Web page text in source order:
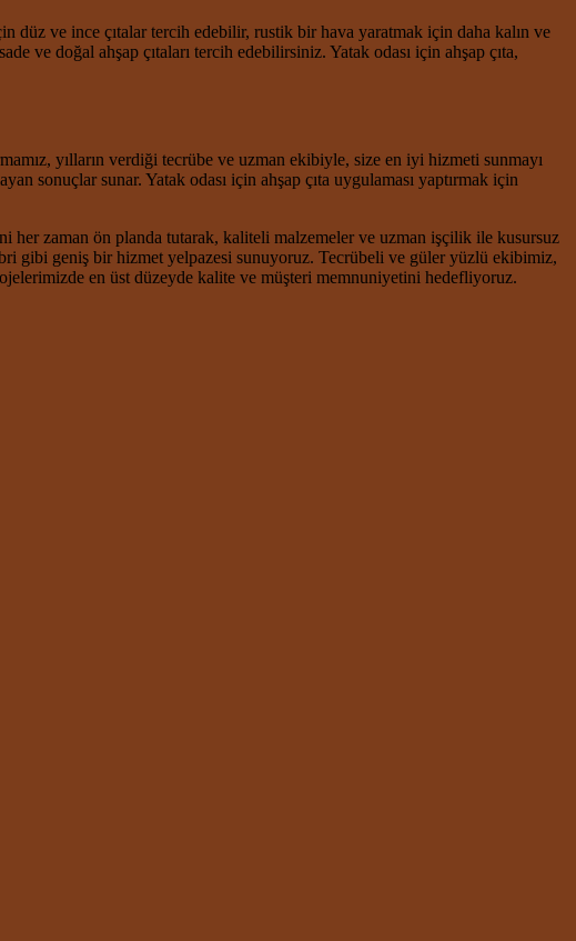
düz ve ince çıtalar tercih edebilir, rustik bir hava yaratmak için daha kalın ve
ve doğal ahşap çıtaları tercih edebilirsiniz. Yatak odası için ahşap çıta,
yılların verdiği tecrübe ve uzman ekibiyle, size en iyi hizmeti sunmayı
sonuçlar sunar. Yatak odası için ahşap çıta uygulaması yaptırmak için
her zaman ön planda tutarak, kaliteli malzemeler ve uzman işçilik ile kusursuz
gibi geniş bir hizmet yelpazesi sunuyoruz. Tecrübeli ve güler yüzlü ekibimiz,
en üst düzeyde kalite ve müşteri memnuniyetini hedefliyoruz.